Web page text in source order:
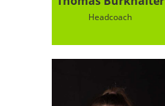
Headcoach